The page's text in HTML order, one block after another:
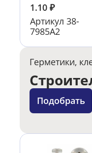
1.10 ₽
Артикул 38-
7985А2
Герметики,
Подобрать